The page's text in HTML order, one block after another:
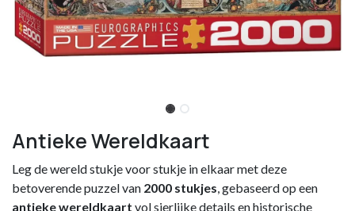
Antieke Wereldkaart
Leg de wereld stukje voor stukje in elkaar met deze
betoverende puzzel van 2000 stukjes, gebaseerd op een
antieke wereldkaart vol sierlijke details en historische